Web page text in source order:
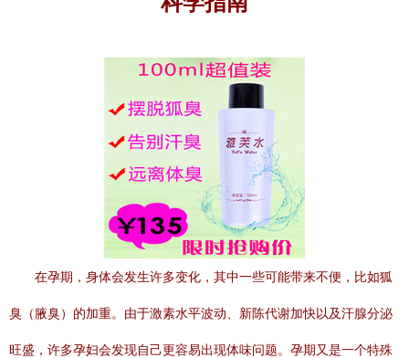
在孕期，身体会发生许多变化，其中一些可能带来不便，比如狐
臭（腋臭）的加重。由于激素水平波动、新陈代谢加快以及汗腺分泌
旺盛，许多孕妇会发现自己更容易出现体味问题。孕期又是一个特殊